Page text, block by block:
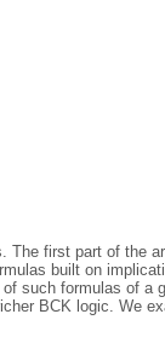
The first part of the
built on
such formulas of a
BCK logic. We